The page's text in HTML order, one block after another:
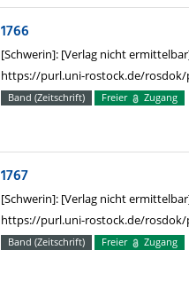
1766
[Schwerin]: [Verlag nicht
https://purl.uni-rostock.de/rosdok/
Band (Zeitschrift) Freier Zugang
1767
[Schwerin]: [Verlag nicht
https://purl.uni-rostock.de/rosdok/
Band (Zeitschrift) Freier Zugang